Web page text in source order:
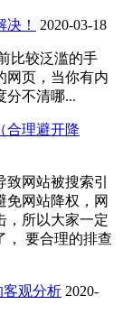
！ 2020-03-18
较泛滥的手
网页，当你有内
分不清哪...
合理避开降
网站被搜索引
免网站降权，网
，所以大家一定
， 要合理的排查
客观分析 2020-